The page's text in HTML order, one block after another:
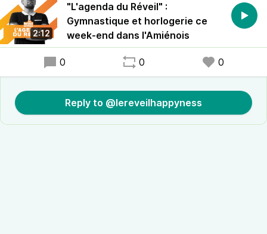
2:12
"L'agenda du Réveil" :
Gymnastique et horlogerie ce
week-end dans l'Amiénois
0 0 0
Reply to @lereveilhappyness